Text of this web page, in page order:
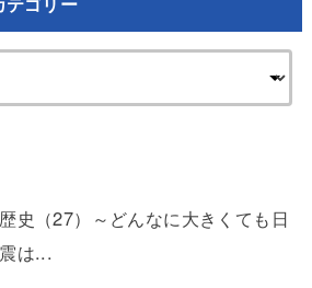
ゴリー
史（27）～どんなに大きくても日
は...